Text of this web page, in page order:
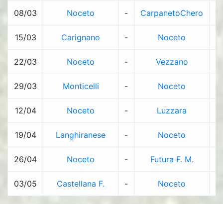
08/03 Noceto - CarpanetoChero
15/03 Carignano - Noceto 1
22/03 Noceto - Vezzano
29/03 Monticelli - Noceto
12/04 Noceto - Luzzara
19/04 Langhiranese - Noceto
26/04 Noceto - Futura F. M.
03/05 Castellana F. - Noceto